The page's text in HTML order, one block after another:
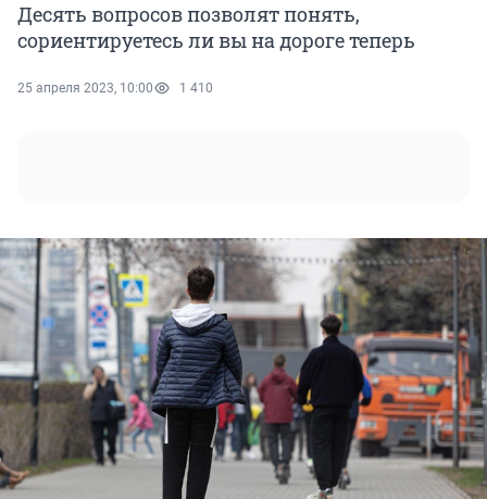
Десять вопросов позволят понять,
сориентируетесь ли вы на дороге теперь
25 апреля 2023, 10:00 1 410